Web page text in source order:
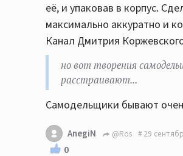
её, и упаковав в корпус.
максимально аккуратно и
Канал Дмитрия
но вот творения
расстраивают...
Самодельщики бывают
AnegiN @Ros 29
0